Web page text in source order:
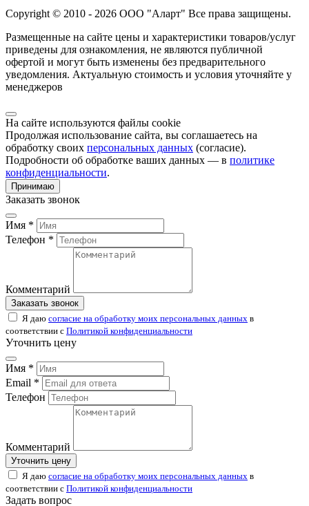
Copyright © 2010 - 2026 ООО "Аларт" Все права защищены.
Размещенные на сайте цены и характеристики товаров/услуг
приведены для ознакомления, не являются публичной
офертой и могут быть изменены без предварительного
уведомления. Актуальную стоимость и условия уточняйте у
менеджеров
На сайте используются файлы cookie
Продолжая использование сайта, вы соглашаетесь на
обработку своих персональных данных (согласие).
Подробности об обработке ваших данных — в политике
конфиденциальности.
Принимаю
Заказать звонок
Имя *
Телефон *
Комментарий
Заказать звонок
Я даю согласие на обработку моих персональных данных в
соответствии с Политикой конфиденциальности
Уточнить цену
Имя *
Email *
Телефон
Комментарий
Уточнить цену
Я даю согласие на обработку моих персональных данных в
соответствии с Политикой конфиденциальности
Задать вопрос